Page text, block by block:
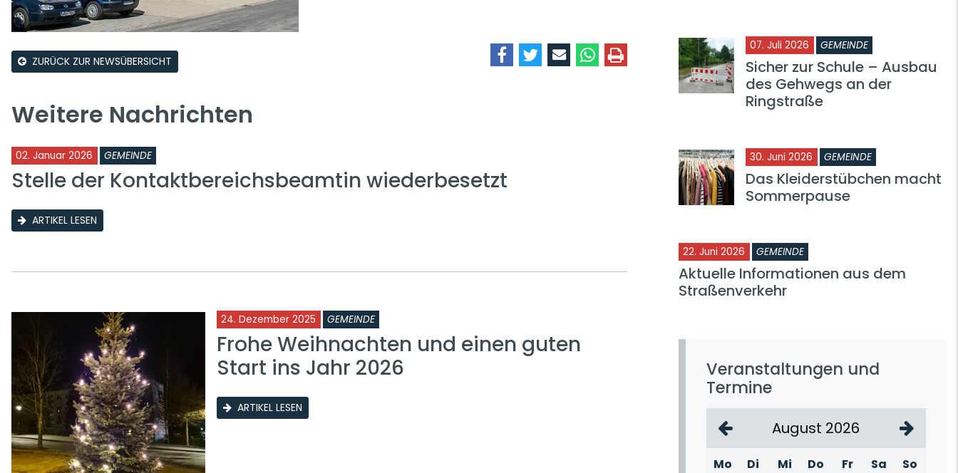
ZURÜCK ZUR NEWSÜBERSICHT
Weitere Nachrichten
02. Januar 2026 GEMEINDE
Stelle der Kontaktbereichsbeamtin wiederbesetzt
ARTIKEL LESEN
24. Dezember 2025 GEMEINDE
Frohe Weihnachten und einen guten
Start ins Jahr 2026
ARTIKEL LESEN
07. Juli 2026 GEMEINDE
Sicher zur Schule – Ausbau
des Gehwegs an der
Ringstraße
30. Juni 2026 GEMEINDE
Das Kleiderstübchen macht
Sommerpause
22. Juni 2026 GEMEINDE
Aktuelle Informationen aus dem
Straßenverkehr
Veranstaltungen und
Termine
August 2026
Mo Di Mi Do Fr Sa
So